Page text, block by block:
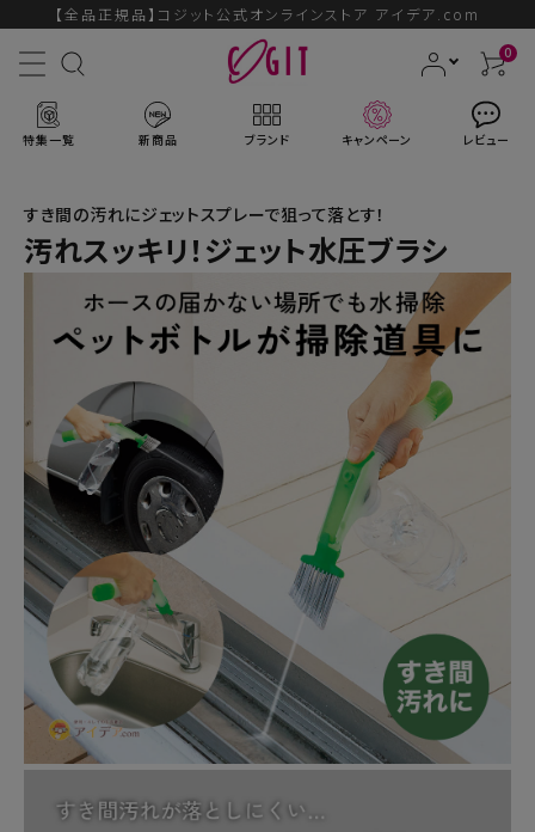
【全品正規品】コジット公式オンラインストア アイデア.com
0
特集一覧 新商品 ブランド キャンペーン レビュー
ACCOUNT MENU
ようこそ ゲスト 様
ログイン
ブランドから探す
新商品
暑さ・紫外線対策グッズ
推し活グッズ
掃除グッズ
生活雑貨
ビューティー
すき間の汚れにジェットスプレーで狙って落とす！
汚れスッキリ！ジェット水圧ブラシ